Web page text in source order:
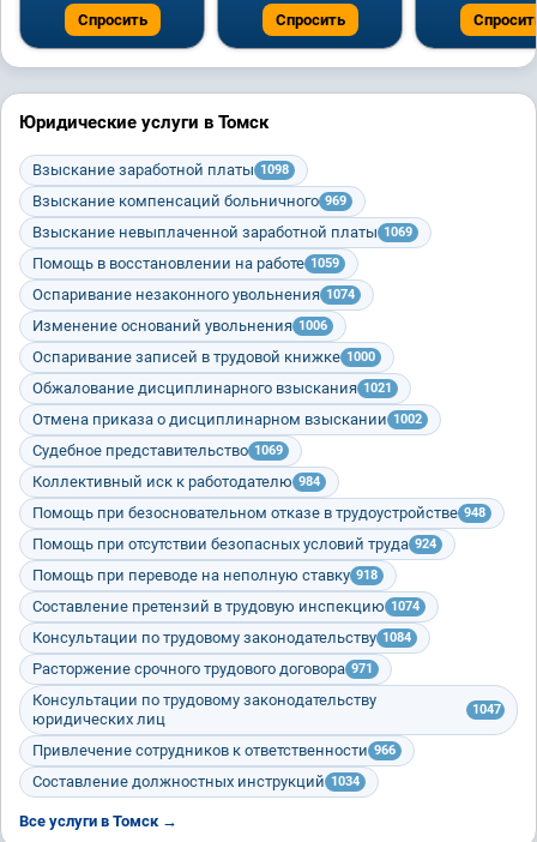
Спросить Спросить
Юридические услуги в Томск
Взыскание заработной платы 1098
Взыскание компенсаций больничного 969
Взыскание невыплаченной заработной платы 1069
Помощь в восстановлении на работе 1059
Оспаривание незаконного увольнения 1074
Изменение оснований увольнения 1006
Оспаривание записей в трудовой книжке 1000
Обжалование дисциплинарного взыскания 1021
Отмена приказа о дисциплинарном взыскании 1002
Судебное представительство 1069
Коллективный иск к работодателю 984
Помощь при безосновательном отказе в трудоустройстве 948
Помощь при отсутствии безопасных условий труда 924
Помощь при переводе на неполную ставку 918
Составление претензий в трудовую инспекцию 1074
Консультации по трудовому законодательству 1084
Расторжение срочного трудового договора 971
Консультации по трудовому законодательству
юридических лиц
1047
Привлечение сотрудников к ответственности 966
Составление должностных инструкций 1034
Все услуги в Томск →